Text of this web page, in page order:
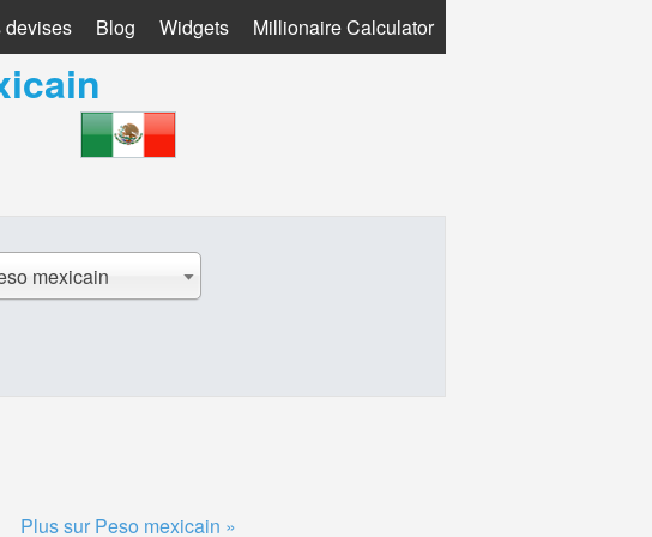
devises Blog Widgets Millionaire Calculator
mexicain
Plus sur Peso mexicain »